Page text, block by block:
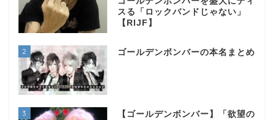
スる「ロックバンドじゃない」
【RIJF】
2 ゴールデンボンバーの本名まとめ
3
【ゴールデンボンバー】「欲望の